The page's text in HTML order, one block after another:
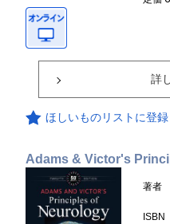
詳
ほしいものリストに登録
Adams & Victor's
著者
ISBN